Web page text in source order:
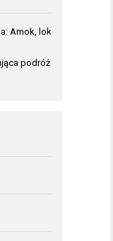
Amok, lok
podróż